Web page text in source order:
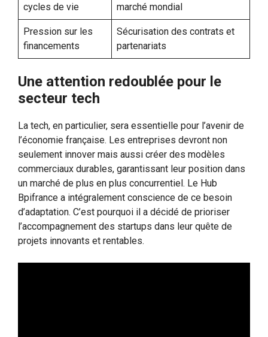
cycles de vie
marché mondial
Pression sur les
financements
Sécurisation des contrats et
partenariats
Une attention redoublée pour le
secteur tech
La tech, en particulier, sera essentielle pour l’avenir de
l’économie française. Les entreprises devront non
seulement innover mais aussi créer des modèles
commerciaux durables, garantissant leur position dans
un marché de plus en plus concurrentiel. Le Hub
Bpifrance a intégralement conscience de ce besoin
d’adaptation. C’est pourquoi il a décidé de prioriser
l’accompagnement des startups dans leur quête de
projets innovants et rentables.